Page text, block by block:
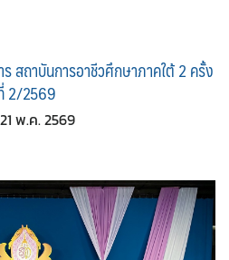
สถาบันการอาชีวศึกษาภาคใต้ 2 ครั้ง
2/2569
21 พ.ค. 2569